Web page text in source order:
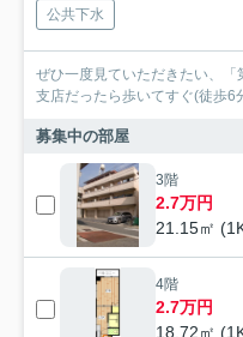
公共下水
ぜひ一度見ていただきたい、
支店だったら歩いてすぐ(徒歩6
募集中の部屋
3階
2.7万円
21.15㎡
4階
2.7万円
18.72㎡